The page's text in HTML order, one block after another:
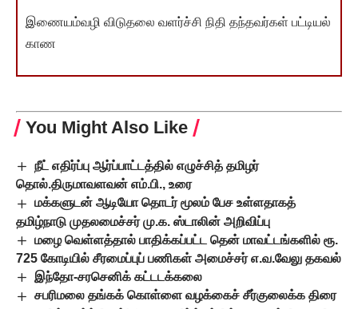
இணையம்வழி விடுதலை வளர்ச்சி நிதி தந்தவர்கள் பட்டியல்
காண
You Might Also Like
நீட் எதிர்ப்பு ஆர்ப்பாட்டத்தில் எழுச்சித் தமிழர்
தொல்.திருமாவளவன் எம்.பி., உரை
மக்களுடன் ஆடியோ தொடர் மூலம் பேச உள்ளதாகத்
தமிழ்நாடு முதலமைச்சர் மு.க. ஸ்டாலின் அறிவிப்பு
மழை வெள்ளத்தால் பாதிக்கப்பட்ட தென் மாவட்டங்களில் ரூ.
725 கோடியில் சீரமைப்புப் பணிகள் அமைச்சர் எ.வ.வேலு தகவல்
இந்தோ-சரசெனிக் கட்டடக்கலை
சபரிமலை தங்கக் கொள்ளை வழக்கைச் சீர்குலைக்க திரை